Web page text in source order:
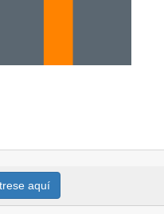
aquí